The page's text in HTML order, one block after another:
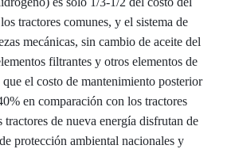
tractores comunes, y el sistema de
mecánicas, sin cambio de aceite del
filtrantes y otros elementos de
el costo de mantenimiento posterior
en comparación con los tractores
tractores de nueva energía disfrutan de
protección ambiental nacionales y